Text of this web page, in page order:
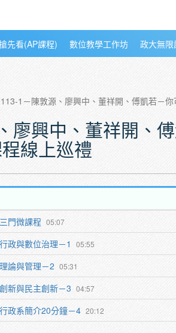
先看(AP課程) 數位教學工作坊 政大無限
113-1－陳敦源、廖興中、董祥開、傅凱若－
廖興中、董祥開、
線上巡禮
05:07
門微課程
05:55
政與數位治理－1
05:31
論與管理－2
04:57
新與民主創新－3
20:12
政系簡介20分鐘－4